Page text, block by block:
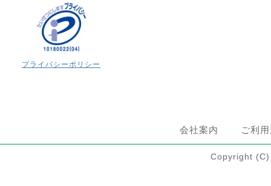
プライバシーポリシー
会社案内 ご利
Copyright